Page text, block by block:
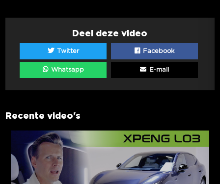
Deel deze video
Twitter Facebook
Whatsapp E-mail
Recente video's